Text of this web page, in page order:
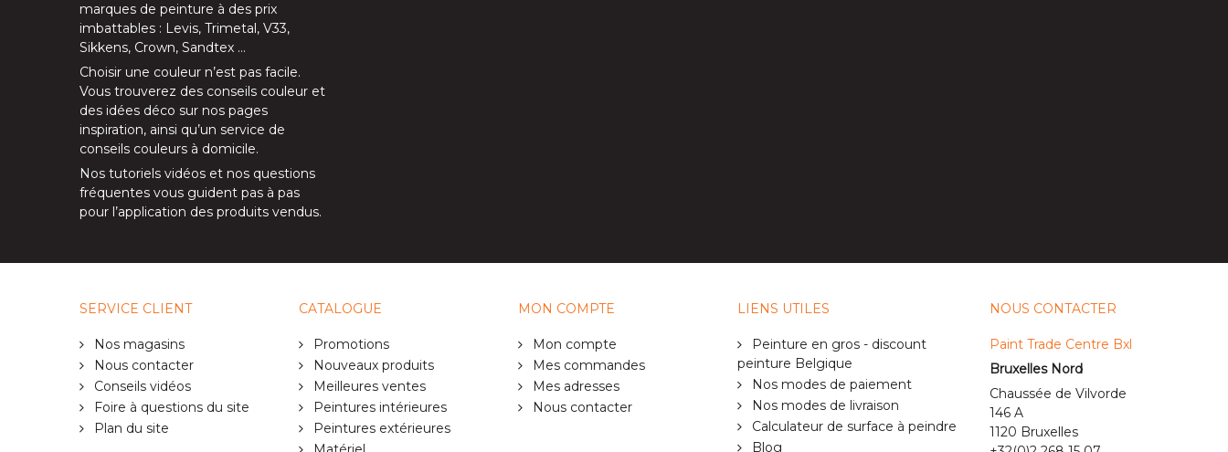
marques de peinture à des prix
imbattables : Levis, Trimetal, V33,
Sikkens, Crown, Sandtex …
Choisir une couleur n’est pas facile.
Vous trouverez des conseils couleur et
des idées déco sur nos pages
inspiration, ainsi qu’un service de
conseils couleurs à domicile.
Nos tutoriels vidéos et nos questions
fréquentes vous guident pas à pas
pour l’application des produits vendus.
SERVICE CLIENT
Nos magasins
Nous contacter
Conseils vidéos
Foire à questions du site
Plan du site
CATALOGUE
Promotions
Nouveaux produits
Meilleures ventes
Peintures intérieures
Peintures extérieures
MON COMPTE
Mon compte
Mes commandes
Mes adresses
Nous contacter
LIENS UTILES
Peinture en gros - discount
peinture Belgique
Nos modes de paiement
Nos modes de livraison
Calculateur de surface à peindre
Blog
NOUS CONTACTER
Paint Trade Centre Bxl
Bruxelles Nord
Chaussée de Vilvorde
146 A
1120 Bruxelles